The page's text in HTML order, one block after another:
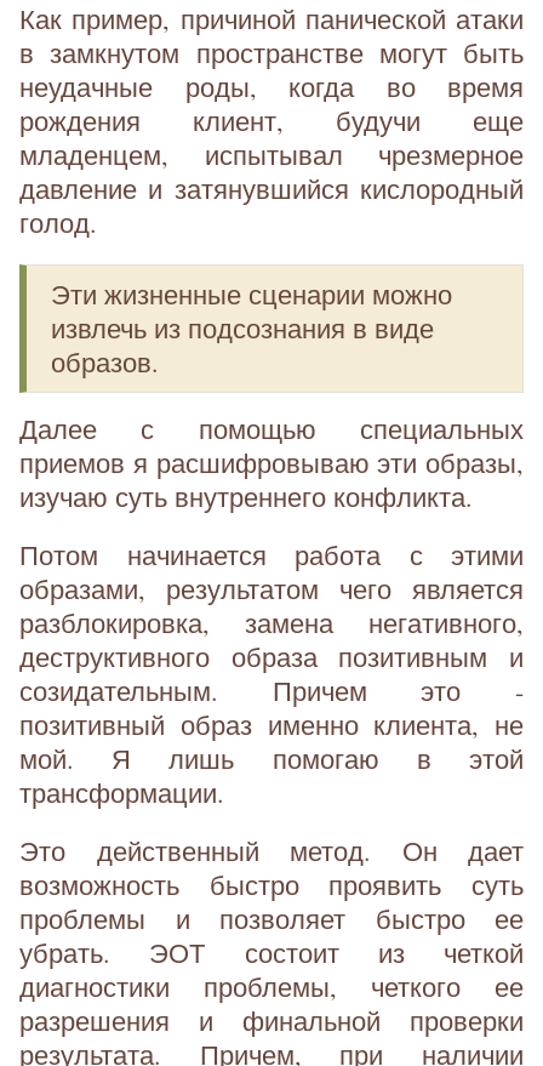
Как пример, причиной панической атаки
в замкнутом пространстве могут быть
неудачные роды, когда во время
рождения клиент, будучи еще
младенцем, испытывал чрезмерное
давление и затянувшийся кислородный
голод.
Эти жизненные сценарии можно
извлечь из подсознания в виде
образов.
Далее с помощью специальных
приемов я расшифровываю эти образы,
изучаю суть внутреннего конфликта.
Потом начинается работа с этими
образами, результатом чего является
разблокировка, замена негативного,
деструктивного образа позитивным и
созидательным. Причем это -
позитивный образ именно клиента, не
мой. Я лишь помогаю в этой
трансформации.
Это действенный метод. Он дает
возможность быстро проявить суть
проблемы и позволяет быстро ее
убрать. ЭОТ состоит из четкой
диагностики проблемы, четкого ее
разрешения и финальной проверки
результата. Причем, при наличии